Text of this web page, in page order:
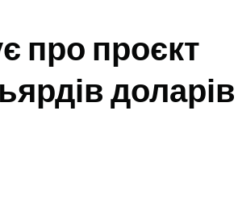
про проєкт
доларів